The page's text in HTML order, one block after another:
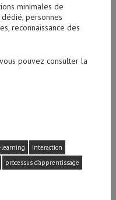
minimales de
personnes
reconnaissance des
pouvez consulter la
interaction
processus d'apprentissage